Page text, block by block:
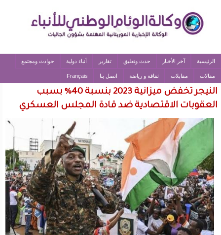
الرئيسية آخر الأخبار حدث وتعليق تقارير أنباء دولية حوادث ومجتمع
مقالات مقابلات ثقافة و رياضة اتصل بنا Français
النيجر تخفض ميزانية 2023 بنسبة 40% بسبب
العقوبات الاقتصادية ضد قادة المجلس العسكري